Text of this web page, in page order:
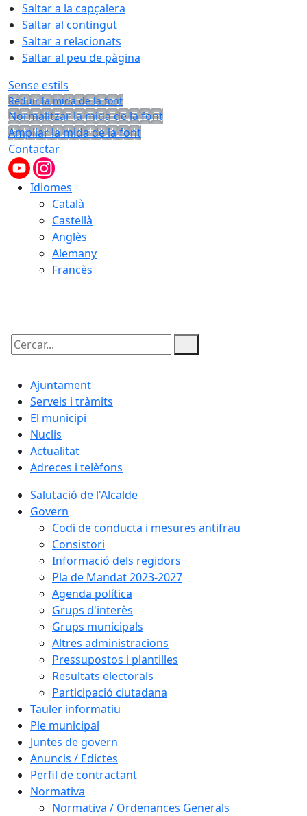
Saltar a la capçalera
Saltar al contingut
Saltar a relacionats
Saltar al peu de pàgina
Sense estils
Reduir la mida de la font
Normalitzar la mida de la font
Ampliar la mida de la font
Contactar
Idiomes
Català
Castellà
Anglès
Alemany
Francès
Cercar:
Ajuntament
Serveis i tràmits
El municipi
Nuclis
Actualitat
Adreces i telèfons
Salutació de l'Alcalde
Govern
Codi de conducta i mesures antifrau
Consistori
Informació dels regidors
Pla de Mandat 2023-2027
Agenda política
Grups d'interès
Grups municipals
Altres administracions
Pressupostos i plantilles
Resultats electorals
Participació ciutadana
Tauler informatiu
Ple municipal
Juntes de govern
Anuncis / Edictes
Perfil de contractant
Normativa
Normativa / Ordenances Generals